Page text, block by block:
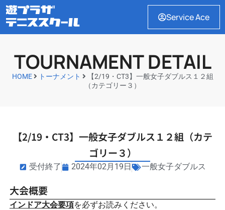
Service Ace
TOURNAMENT DETAIL
HOME トーナメント
【2/19・CT3】一般女子ダブルス１２組
（カテゴリー３）
【2/19・CT3】一般女子ダブルス１２組（カテ
ゴリー３）
受付終了 2024年02月19日 一般女子ダブルス
大会概要
インドア大会要項を必ずお読みください。